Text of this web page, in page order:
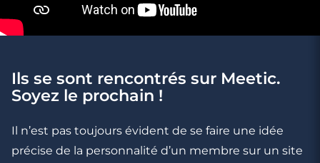
3 minutes
Ils se sont rencontrés sur Meetic.
Soyez le prochain !
Il n’est pas toujours évident de se faire une idée
précise de la personnalité d’un membre sur un site